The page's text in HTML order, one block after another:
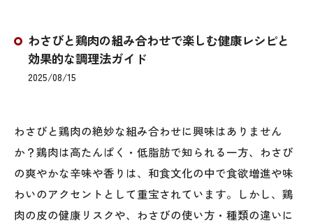
わさびと鶏肉の組み合わせで楽しむ健康レシピと
効果的な調理法ガイド
2025/08/15
わさびと鶏肉の絶妙な組み合わせに興味はありません
か？鶏肉は高たんぱく・低脂肪で知られる一方、わさび
の爽やかな辛味や香りは、和食文化の中で食欲増進や味
わいのアクセントとして重宝されています。しかし、鶏
肉の皮の健康リスクや、わさびの使い方・種類の違いに